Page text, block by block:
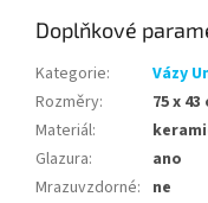
Doplňkové
Kategorie:
Vázy
Rozměry:
75 x 43
Materiál:
Glazura:
ano
Mrazuvzdorné: ne